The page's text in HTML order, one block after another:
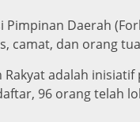
Daerah
camat, dan orang
adalah
96 orang telah